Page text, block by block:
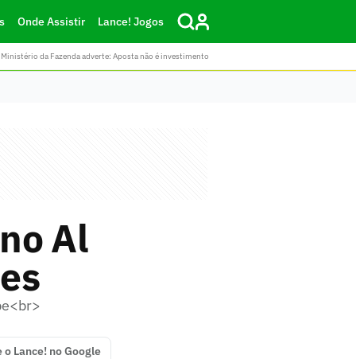
Onde Assistir Lance! Jogos
da Fazenda adverte: Aposta não é investimento
Al
o Lance! no Google